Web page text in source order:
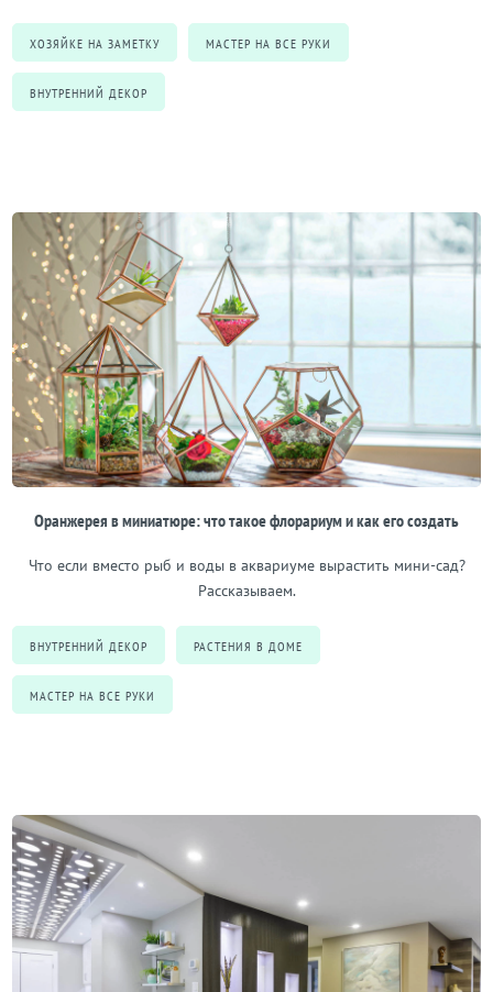
ХОЗЯЙКЕ НА ЗАМЕТКУ МАСТЕР НА ВСЕ РУКИ
ВНУТРЕННИЙ ДЕКОР
Оранжерея в миниатюре: что такое флорариум и как его создать
Что если вместо рыб и воды в аквариуме вырастить мини-сад?
Рассказываем.
ВНУТРЕННИЙ ДЕКОР РАСТЕНИЯ В ДОМЕ
МАСТЕР НА ВСЕ РУКИ